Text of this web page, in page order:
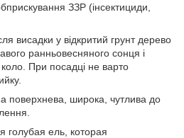
ЗЗР (інсектициди,
висадки у відкритий грунт дерево
ранньовесняного сонця і
При посадці не варто
поверхнева, широка, чутлива до
ель, которая